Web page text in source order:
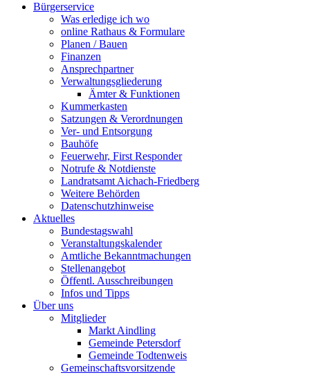
Bürgerservice
Was erledige ich wo
online Rathaus & Formulare
Planen / Bauen
Finanzen
Ansprechpartner
Verwaltungsgliederung
Ämter & Funktionen
Kummerkasten
Satzungen & Verordnungen
Ver- und Entsorgung
Bauhöfe
Feuerwehr, First Responder
Notrufe & Notdienste
Landratsamt Aichach-Friedberg
Weitere Behörden
Datenschutzhinweise
Aktuelles
Bundestagswahl
Veranstaltungskalender
Amtliche Bekanntmachungen
Stellenangebot
Öffentl. Ausschreibungen
Infos und Tipps
Über uns
Mitglieder
Markt Aindling
Gemeinde Petersdorf
Gemeinde Todtenweis
Gemeinschaftsvorsitzende